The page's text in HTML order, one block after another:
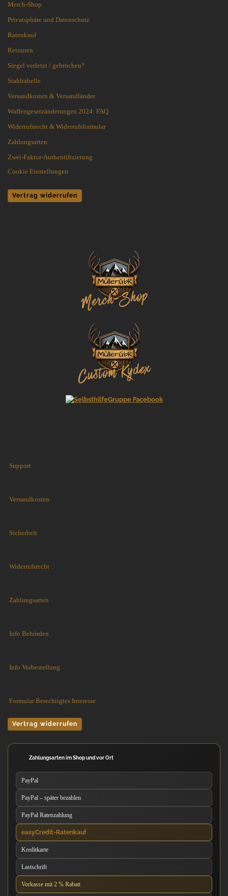
Merch-Shop
Privatsphäre und Datenschutz
Ratenkauf
Retouren
Siegel verletzt / gebrochen?
Stahltabelle
Versandkosten & Versandländer
Waffengesetzänderungen 2024: FAQ
Widerrufsrecht & Widerrufsformular
Zahlungsarten
Zwei-Faktor-Authentifizierung
Cookie Einstellungen
Vertrag widerrufen
Support
Versandkosten
Sicherheit
Widerrufsrecht
Zahlungsarten
Info Behörden
Info Vorbestellung
Formular Berechtigtes Interesse
Vertrag widerrufen
Zahlungsarten im Shop und vor Ort
PayPal
PayPal – später bezahlen
PayPal Ratenzahlung
easyCredit-Ratenkauf
Kreditkarte
Lastschrift
Vorkasse mit 2 % Rabatt